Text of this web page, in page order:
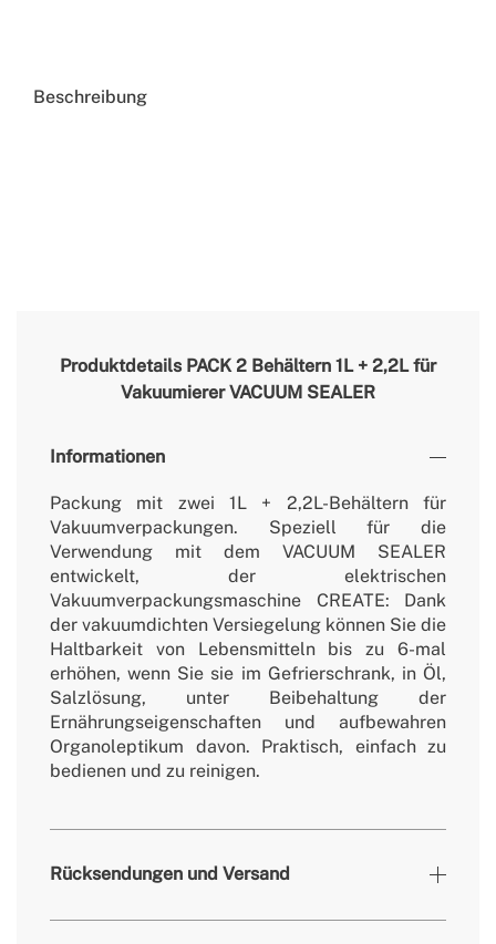
Beschreibung
Produktdetails PACK 2 Behältern 1L + 2,2L für
Vakuumierer VACUUM SEALER
Informationen
Packung mit zwei 1L + 2,2L-Behältern für
Vakuumverpackungen. Speziell für die
Verwendung mit dem VACUUM SEALER
entwickelt, der elektrischen
Vakuumverpackungsmaschine CREATE: Dank
der vakuumdichten Versiegelung können Sie die
Haltbarkeit von Lebensmitteln bis zu 6-mal
erhöhen, wenn Sie sie im Gefrierschrank, in Öl,
Salzlösung, unter Beibehaltung der
Ernährungseigenschaften und aufbewahren
Organoleptikum davon. Praktisch, einfach zu
bedienen und zu reinigen.
Rücksendungen und Versand